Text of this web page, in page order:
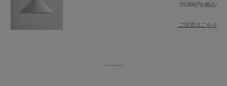
19,800円(税込)
ご注文はこちら